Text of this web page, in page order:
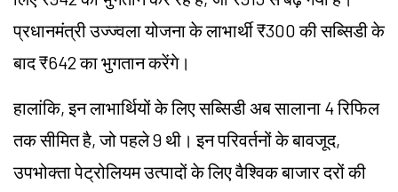
प्रधानमंत्री उज्ज्वला योजना के लाभार्थी ₹300 की सब्सिडी के
बाद ₹642 का भुगतान करेंगे।
हालांकि, इन लाभार्थियों के लिए सब्सिडी अब सालाना 4 रिफिल
तक सीमित है, जो पहले 9 थी। इन परिवर्तनों के बावजूद,
उपभोक्ता पेट्रोलियम उत्पादों के लिए वैश्विक बाजार दरों की